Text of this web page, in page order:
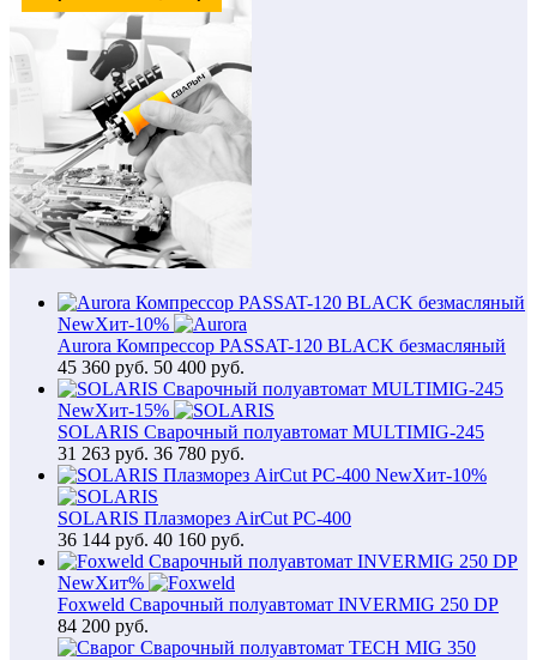
NewХит-10%
Aurora Компрессор PASSAT-120 BLACK безмасляный
45 360 руб. 50 400 руб.
NewХит-15%
SOLARIS Сварочный полуавтомат MULTIMIG-245
31 263 руб. 36 780 руб.
NewХит-10%
SOLARIS Плазморез AirCut PC-400
36 144 руб. 40 160 руб.
NewХит%
Foxweld Сварочный полуавтомат INVERMIG 250 DP
84 200 руб.